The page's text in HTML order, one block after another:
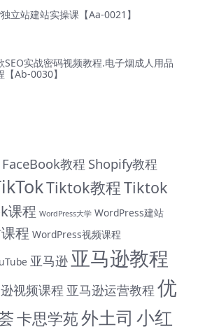
立站建站实操课【Aa-0021】
SEO实战密码视频教程.电子烟成人用品
【Ab-0030】
FaceBook教程 Shopify教程
Tiktok教程Tiktok
课程 WordPress大学 WordPress建站
程 WordPress视频课程
亚马逊 亚马逊教程
视频课程 亚马逊运营教程 优
卡思学苑外土司 小红